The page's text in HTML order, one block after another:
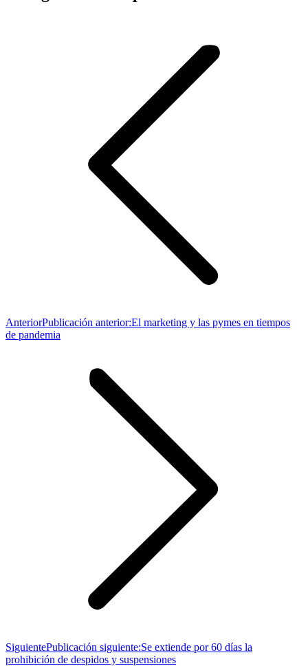
AnteriorPublicación anterior:El marketing y las pymes en tiempos
de pandemia
SiguientePublicación siguiente:Se extiende por 60 días la
prohibición de despidos y suspensiones